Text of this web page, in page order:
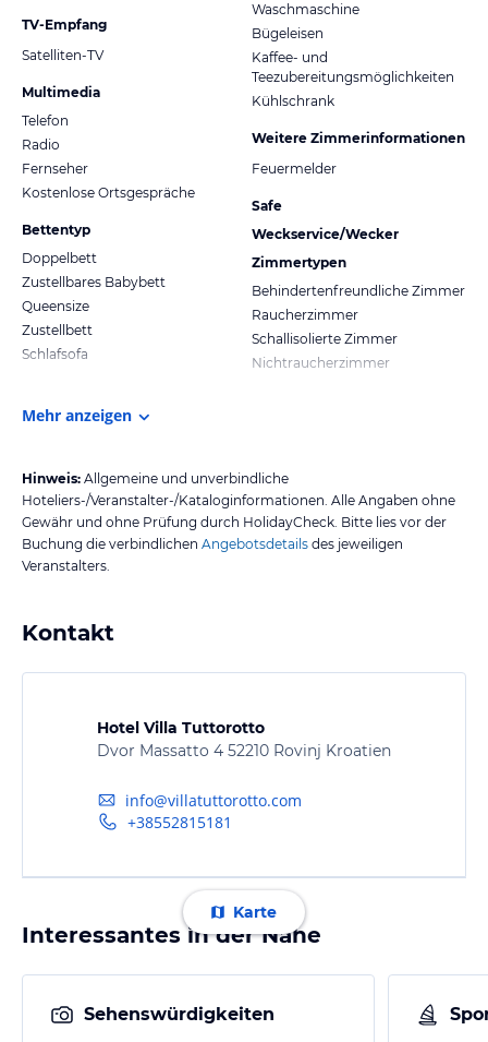
TV-Empfang
Satelliten-TV
Multimedia
Telefon
Radio
Fernseher
Kostenlose Ortsgespräche
Bettentyp
Doppelbett
Zustellbares Babybett
Queensize
Zustellbett
Schlafsofa
Waschmaschine
Bügeleisen
Kaffee- und
Teezubereitungsmöglichkeiten
Kühlschrank
Weitere Zimmerinformationen
Feuermelder
Safe
Weckservice/Wecker
Zimmertypen
Behindertenfreundliche Zimmer
Raucherzimmer
Schallisolierte Zimmer
Nichtraucherzimmer
Mehr anzeigen
Hinweis: Allgemeine und unverbindliche
Hoteliers-/Veranstalter-/Kataloginformationen. Alle Angaben ohne
Gewähr und ohne Prüfung durch HolidayCheck. Bitte lies vor der
Buchung die verbindlichen Angebotsdetails des jeweiligen
Veranstalters.
Kontakt
Hotel Villa Tuttorotto
Dvor Massatto 4 52210 Rovinj Kroatien
info@villatuttorotto.com
+38552815181
Karte
Interessantes in der Nähe
Sehenswürdigkeiten